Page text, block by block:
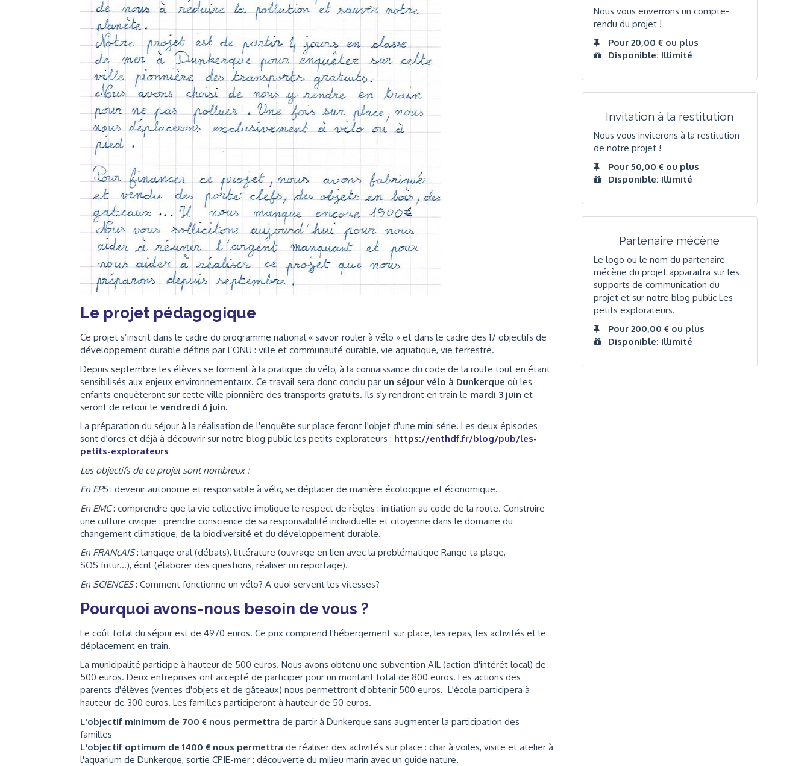
Le projet pédagogique
Ce projet s’inscrit dans le cadre du programme national « savoir rouler à vélo » et dans le cadre des 17 objectifs de
développement durable définis par l’ONU : ville et communauté durable, vie aquatique, vie terrestre.
Depuis septembre les élèves se forment à la pratique du vélo, à la connaissance du code de la route tout en étant
sensibilisés aux enjeux environnementaux. Ce travail sera donc conclu par un séjour vélo à Dunkerque où les
enfants enquêteront sur cette ville pionnière des transports gratuits. Ils s'y rendront en train le mardi 3 juin et
seront de retour le vendredi 6 juin.
La préparation du séjour à la réalisation de l'enquête sur place feront l'objet d'une mini série. Les deux épisodes
sont d'ores et déjà à découvrir sur notre blog public les petits explorateurs : https://enthdf.fr/blog/pub/les-
petits-explorateurs
Les objectifs de ce projet sont nombreux :
En EPS: devenir autonome et responsable à vélo, se déplacer de manière écologique et économique.
En EMC: comprendre que la vie collective implique le respect de règles : initiation au code de la route. Construire
une culture civique : prendre conscience de sa responsabilité individuelle et citoyenne dans le domaine du
changement climatique, de la biodiversité et du développement durable.
En FRANçAIS: langage oral (débats), littérature (ouvrage en lien avec la problématique Range ta plage,
SOS futur...), écrit (élaborer des questions, réaliser un reportage).
En SCIENCES: Comment fonctionne un vélo? A quoi servent les vitesses?
Pourquoi avons-nous besoin de vous ?
Le coût total du séjour est de 4970 euros. Ce prix comprend l'hébergement sur place, les repas, les activités et le
déplacement en train.
La municipalité participe à hauteur de 500 euros. Nous avons obtenu une subvention AIL (action d'intérêt local) de
500 euros. Deux entreprises ont accepté de participer pour un montant total de 800 euros. Les actions des
parents d'élèves (ventes d'objets et de gâteaux) nous permettront d'obtenir 500 euros. L'école participera à
hauteur de 300 euros. Les familles participeront à hauteur de 50 euros.
L'objectif minimum de 700 € nous permettra de partir à Dunkerque sans augmenter la participation des
familles
L'objectif optimum de 1400 € nous permettra de réaliser des activités sur place : char à voiles, visite et atelier à
l'aquarium de Dunkerque, sortie CPIE-mer : découverte du milieu marin avec un guide nature.
Nous vous enverrons un compte-
rendu du projet !
Pour 20,00 € ou plus
Disponible: Illimité
Invitation à la restitution
Nous vous inviterons à la restitution
de notre projet !
Pour 50,00 € ou plus
Disponible: Illimité
Partenaire mécène
Le logo ou le nom du partenaire
mécène du projet apparaitra sur les
supports de communication du
projet et sur notre blog public Les
petits explorateurs.
Pour 200,00 € ou plus
Disponible: Illimité